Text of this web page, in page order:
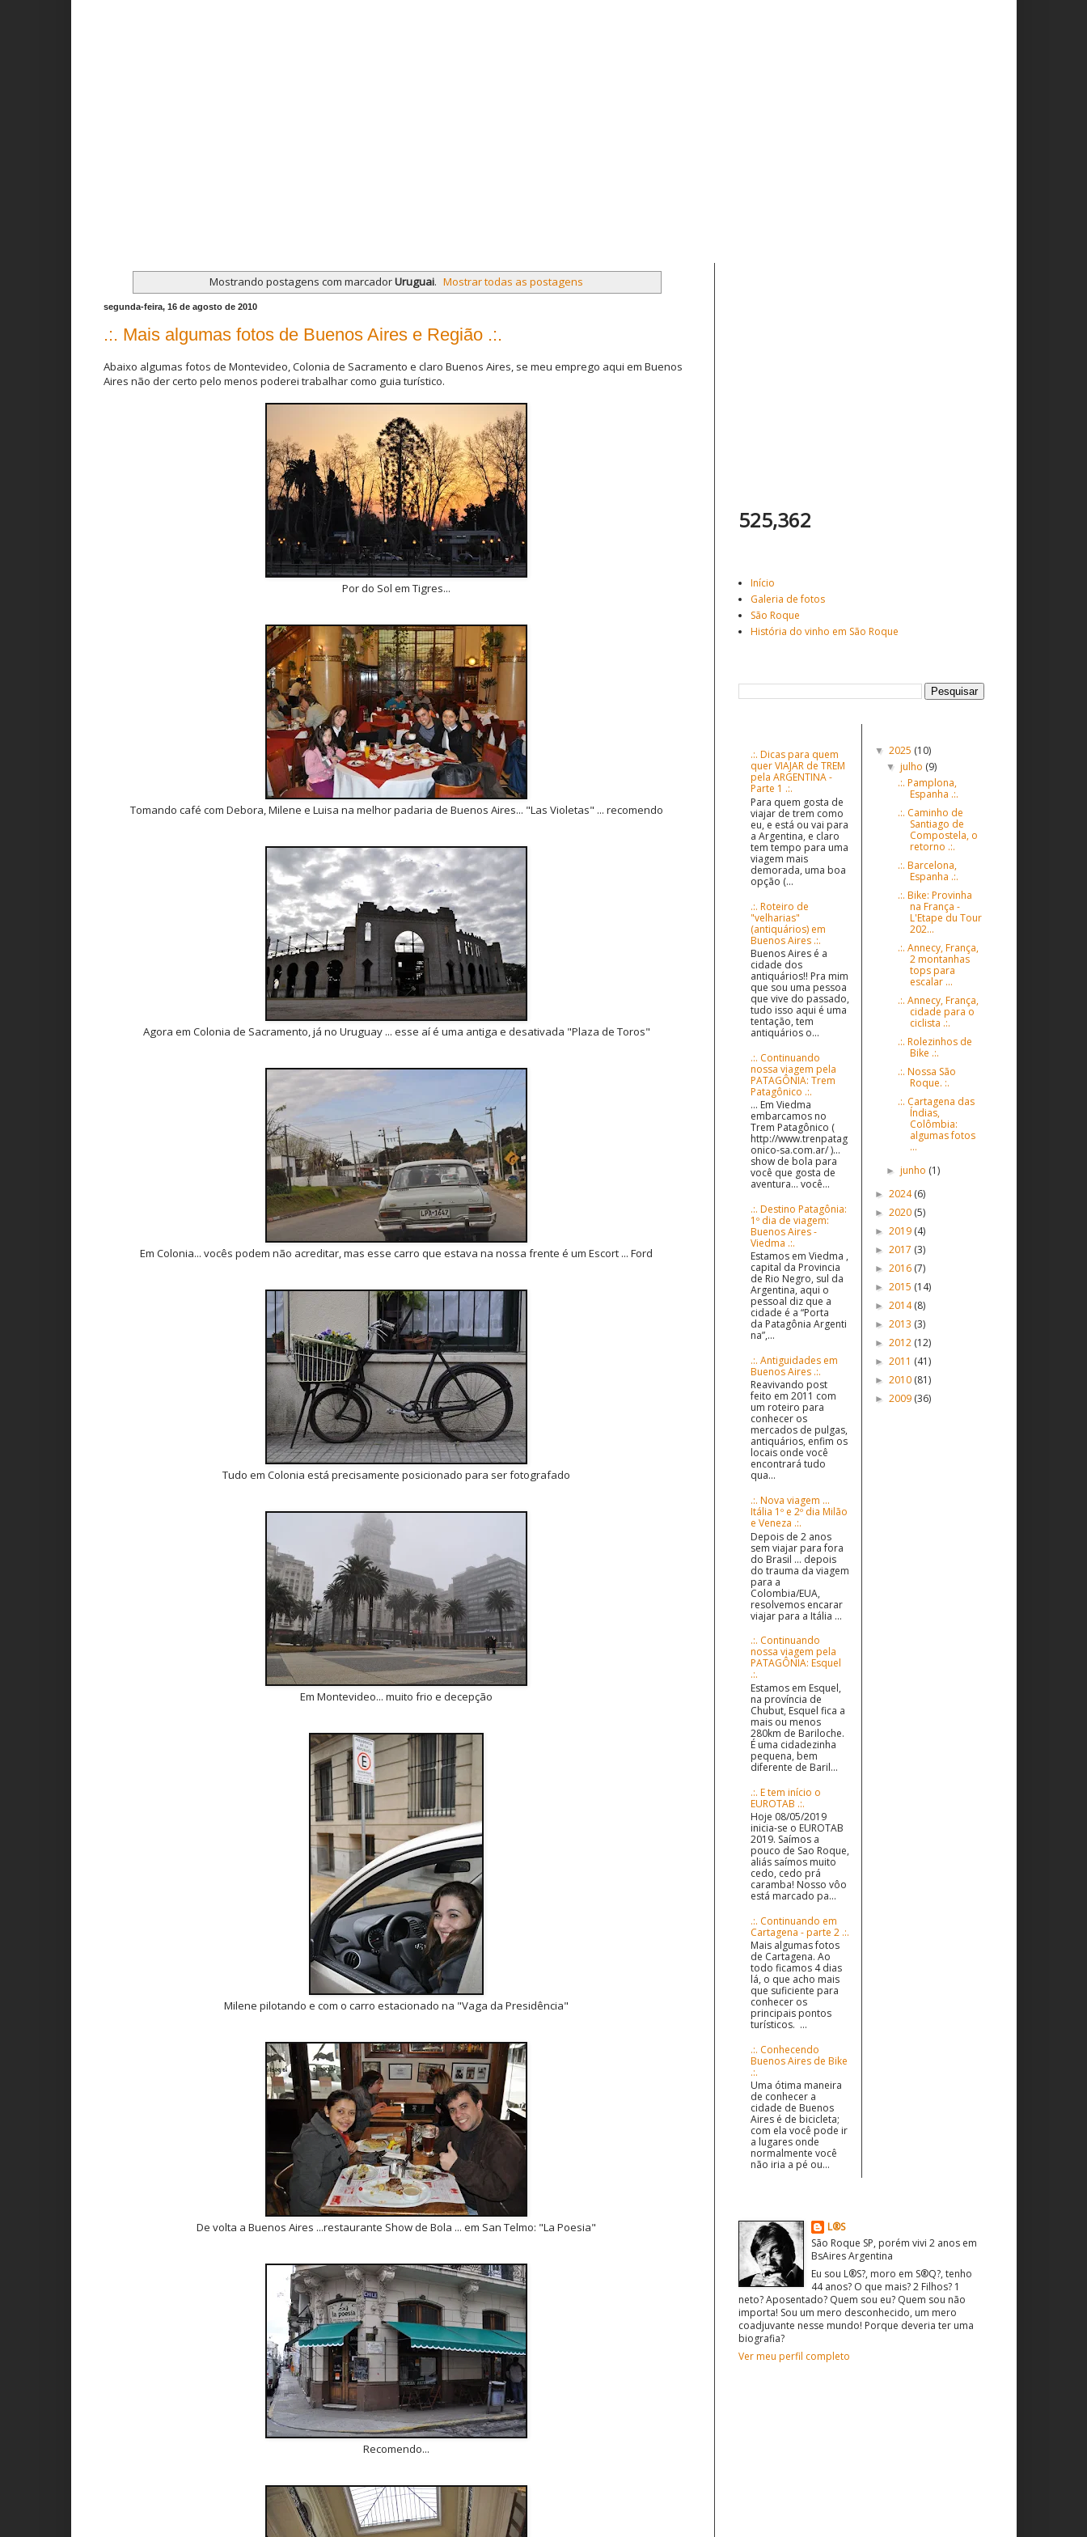
Mostrando postagens com marcadorUruguai. Mostrar todas as postagens
segunda-feira, 16 de agosto de 2010
.:. Mais algumas fotos de Buenos Aires e Região .:.
Abaixo algumas fotos de Montevideo, Colonia de Sacramento e claro Buenos Aires, se meu emprego aqui em Buenos
Aires não der certo pelo menos poderei trabalhar como guia turístico.
Por do Sol em Tigres...
Tomando café com Debora, Milene e Luisa na melhor padaria de Buenos Aires... "Las Violetas" ... recomendo
Agora em Colonia de Sacramento, já no Uruguay ... esse aí é uma antiga e desativada "Plaza de Toros"
Em Colonia... vocês podem não acreditar, mas esse carro que estava na nossa frente é um Escort ... Ford
Tudo em Colonia está precisamente posicionado para ser fotografado
Em Montevideo... muito frio e decepção
Milene pilotando e com o carro estacionado na "Vaga da Presidência"
De volta a Buenos Aires ...restaurante Show de Bola ... em San Telmo: "La Poesia"
Recomendo...
525,362
Início
Galeria de fotos
São Roque
História do vinho em São Roque
.:. Dicas para quem
quer VIAJAR de TREM
pela ARGENTINA -
Parte 1 .:.
Para quem gosta de
viajar de trem como
eu, e está ou vai para
a Argentina, e claro
tem tempo para uma
viagem mais
demorada, uma boa
opção (...
.:. Roteiro de
"velharias"
(antiquários) em
Buenos Aires .:.
Buenos Aires é a
cidade dos
antiquários!! Pra mim
que sou uma pessoa
que vive do passado,
tudo isso aqui é uma
tentação, tem
antiquários o...
.:. Continuando
nossa viagem pela
PATAGÔNIA: Trem
Patagônico .:.
... Em Viedma
embarcamos no
Trem Patagônico (
http://www.trenpatag
onico-sa.com.ar/ )...
show de bola para
você que gosta de
aventura... você...
.:. Destino Patagônia:
1º dia de viagem:
Buenos Aires -
Viedma .:.
Estamos em Viedma ,
capital da Provincia
de Rio Negro, sul da
Argentina, aqui o
pessoal diz que a
cidade é a “Porta
da Patagônia Argenti
na”,...
.:. Antiguidades em
Buenos Aires .:.
Reavivando post
feito em 2011 com
um roteiro para
conhecer os
mercados de pulgas,
antiquários, enfim os
locais onde você
encontrará tudo
qua...
.:. Nova viagem ...
Itália 1º e 2º dia Milão
e Veneza .:.
Depois de 2 anos
sem viajar para fora
do Brasil ... depois
do trauma da viagem
para a
Colombia/EUA,
resolvemos encarar
viajar para a Itália ...
.:. Continuando
nossa viagem pela
PATAGÔNIA: Esquel
.:.
Estamos em Esquel,
na província de
Chubut, Esquel fica a
mais ou menos
280km de Bariloche.
É uma cidadezinha
pequena, bem
diferente de Baril...
.:. E tem início o
EUROTAB .:.
Hoje 08/05/2019
inicia-se o EUROTAB
2019. Saímos a
pouco de Sao Roque,
aliás saímos muito
cedo, cedo prá
caramba! Nosso vôo
está marcado pa...
.:. Continuando em
Cartagena - parte 2 .:.
Mais algumas fotos
de Cartagena. Ao
todo ficamos 4 dias
lá, o que acho mais
que suficiente para
conhecer os
principais pontos
turísticos. ...
.:. Conhecendo
Buenos Aires de Bike
.:.
Uma ótima maneira
de conhecer a
cidade de Buenos
Aires é de bicicleta;
com ela você pode ir
a lugares onde
normalmente você
não iria a pé ou...
▼ 2025 (10)
▼ julho (9)
.:. Pamplona,
Espanha .:.
.:. Caminho de
Santiago de
Compostela, o
retorno .:.
.:. Barcelona,
Espanha .:.
.:. Bike: Provinha
na França -
L'Etape du Tour
202...
.:. Annecy, França,
2 montanhas
tops para
escalar ...
.:. Annecy, França,
cidade para o
ciclista .:.
.:. Rolezinhos de
Bike .:.
.:. Nossa São
Roque. :.
.:. Cartagena das
Índias,
Colômbia:
algumas fotos
...
► junho (1)
► 2024(6)
► 2020 (5)
► 2019 (4)
► 2017 (3)
► 2016 (7)
► 2015 (14)
► 2014(8)
► 2013 (3)
► 2012 (12)
► 2011 (41)
► 2010 (81)
► 2009 (36)
L®S
São Roque SP, porém vivi 2 anos em
BsAires Argentina
Eu sou L®S?, moro em S®Q?, tenho
44 anos? O que mais? 2 Filhos? 1
neto? Aposentado? Quem sou eu? Quem sou não
importa! Sou um mero desconhecido, um mero
coadjuvante nesse mundo! Porque deveria ter uma
biografia?
Ver meu perfil completo